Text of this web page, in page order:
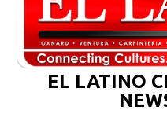
EL LATINO